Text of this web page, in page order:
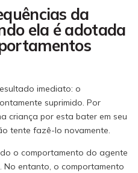
da
ela é adotada
imediato: o
suprimido. Por
criança por esta bater em seu
tente fazê-lo novamente.
o comportamento do agente
No entanto, o comportamento